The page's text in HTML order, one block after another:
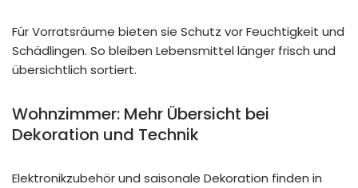
Für Vorratsräume bieten sie Schutz vor Feuchtigkeit und
Schädlingen. So bleiben Lebensmittel länger frisch und
übersichtlich sortiert.
Wohnzimmer: Mehr Übersicht bei
Dekoration und Technik
Elektronikzubehör und saisonale Dekoration finden in